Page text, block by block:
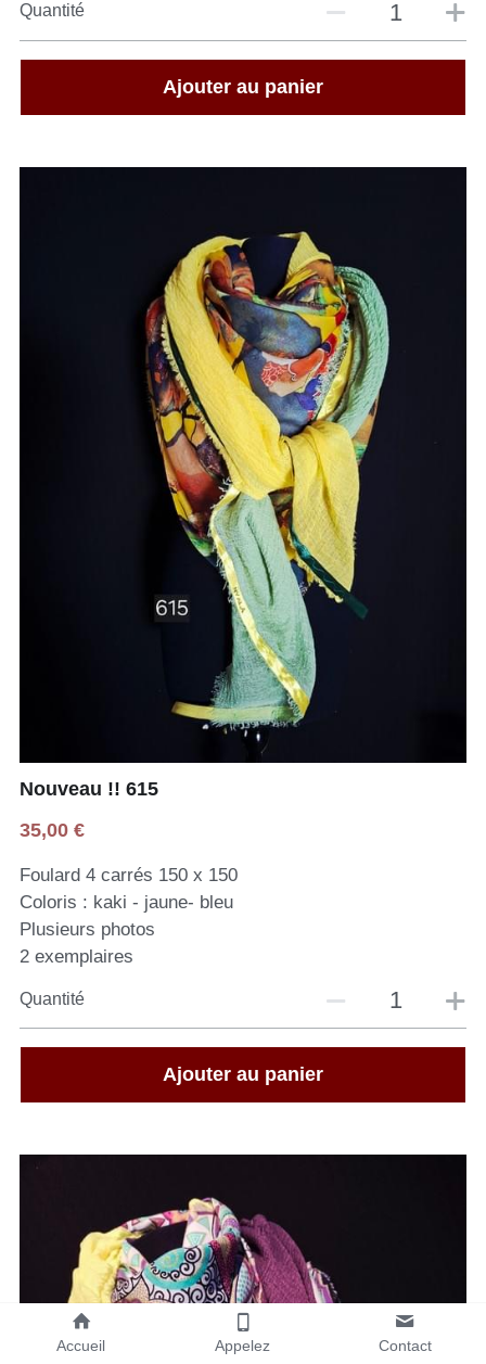
Quantité
Ajouter au panier
Nouveau !! 615
35,00 €
Foulard 4 carrés 150 x 150
Coloris : kaki - jaune- bleu
Plusieurs photos
2 exemplaires
Quantité
Ajouter au panier
Accueil Appelez Contact